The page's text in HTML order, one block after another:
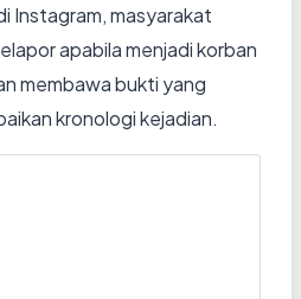
Instagram, masyarakat
apabila menjadi korban
membawa bukti yang
kronologi kejadian.